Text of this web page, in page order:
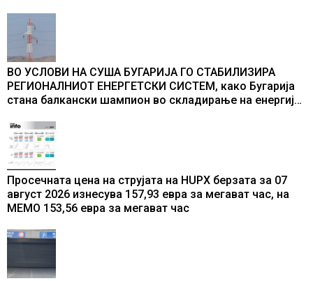
ВО УСЛОВИ НА СУША БУГАРИЈА ГО СТАБИЛИЗИРА
РЕГИОНАЛНИОТ ЕНЕРГЕТСКИ СИСТЕМ, како Бугарија
стана балкански шампион во складирање на енергија
Просечната цена на струјата на HUPX берзата за 07
август 2026 изнесува 157,93 евра за мегават час, на
МЕМО 153,56 евра за мегават час